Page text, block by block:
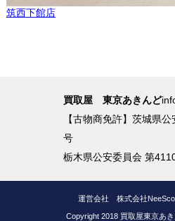
筑西下館店
買取屋 東京あきんど
【古物商免許】茨城県
号
栃木県公安委員会 第
運営会社 株式会社
Copyright 2018 買取屋東京あ